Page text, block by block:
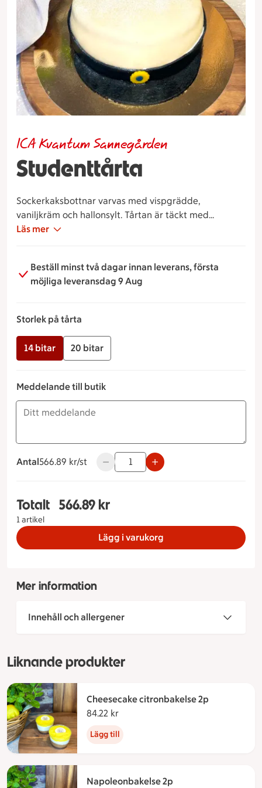
Studenttårta
ICA Kvantum Sannegården
Sockerkaksbottnar varvas med vispgrädde,
vaniljkräm och hallonsylt. Tårtan är täckt med
marsipan.
Läs mer
Beställ minst två dagar innan leverans, första
möjliga leveransdag 9 Aug
Storlek på tårta
14 bitar 20 bitar
Meddelande till butik
Antal
566.89 kronor styck
566.89 kr/st Använd knapparna för att minska
Totalt
1 artikel
Totalt 1 stycken Studenttårta Storlek på tårta
566.89 kr
Lägg i varukorg
Mer information
Innehåll och allergener
Liknande produkter
Cheesecake citronbakelse 2p
84.22 kr
Lägg till
Napoleonbakelse 2p